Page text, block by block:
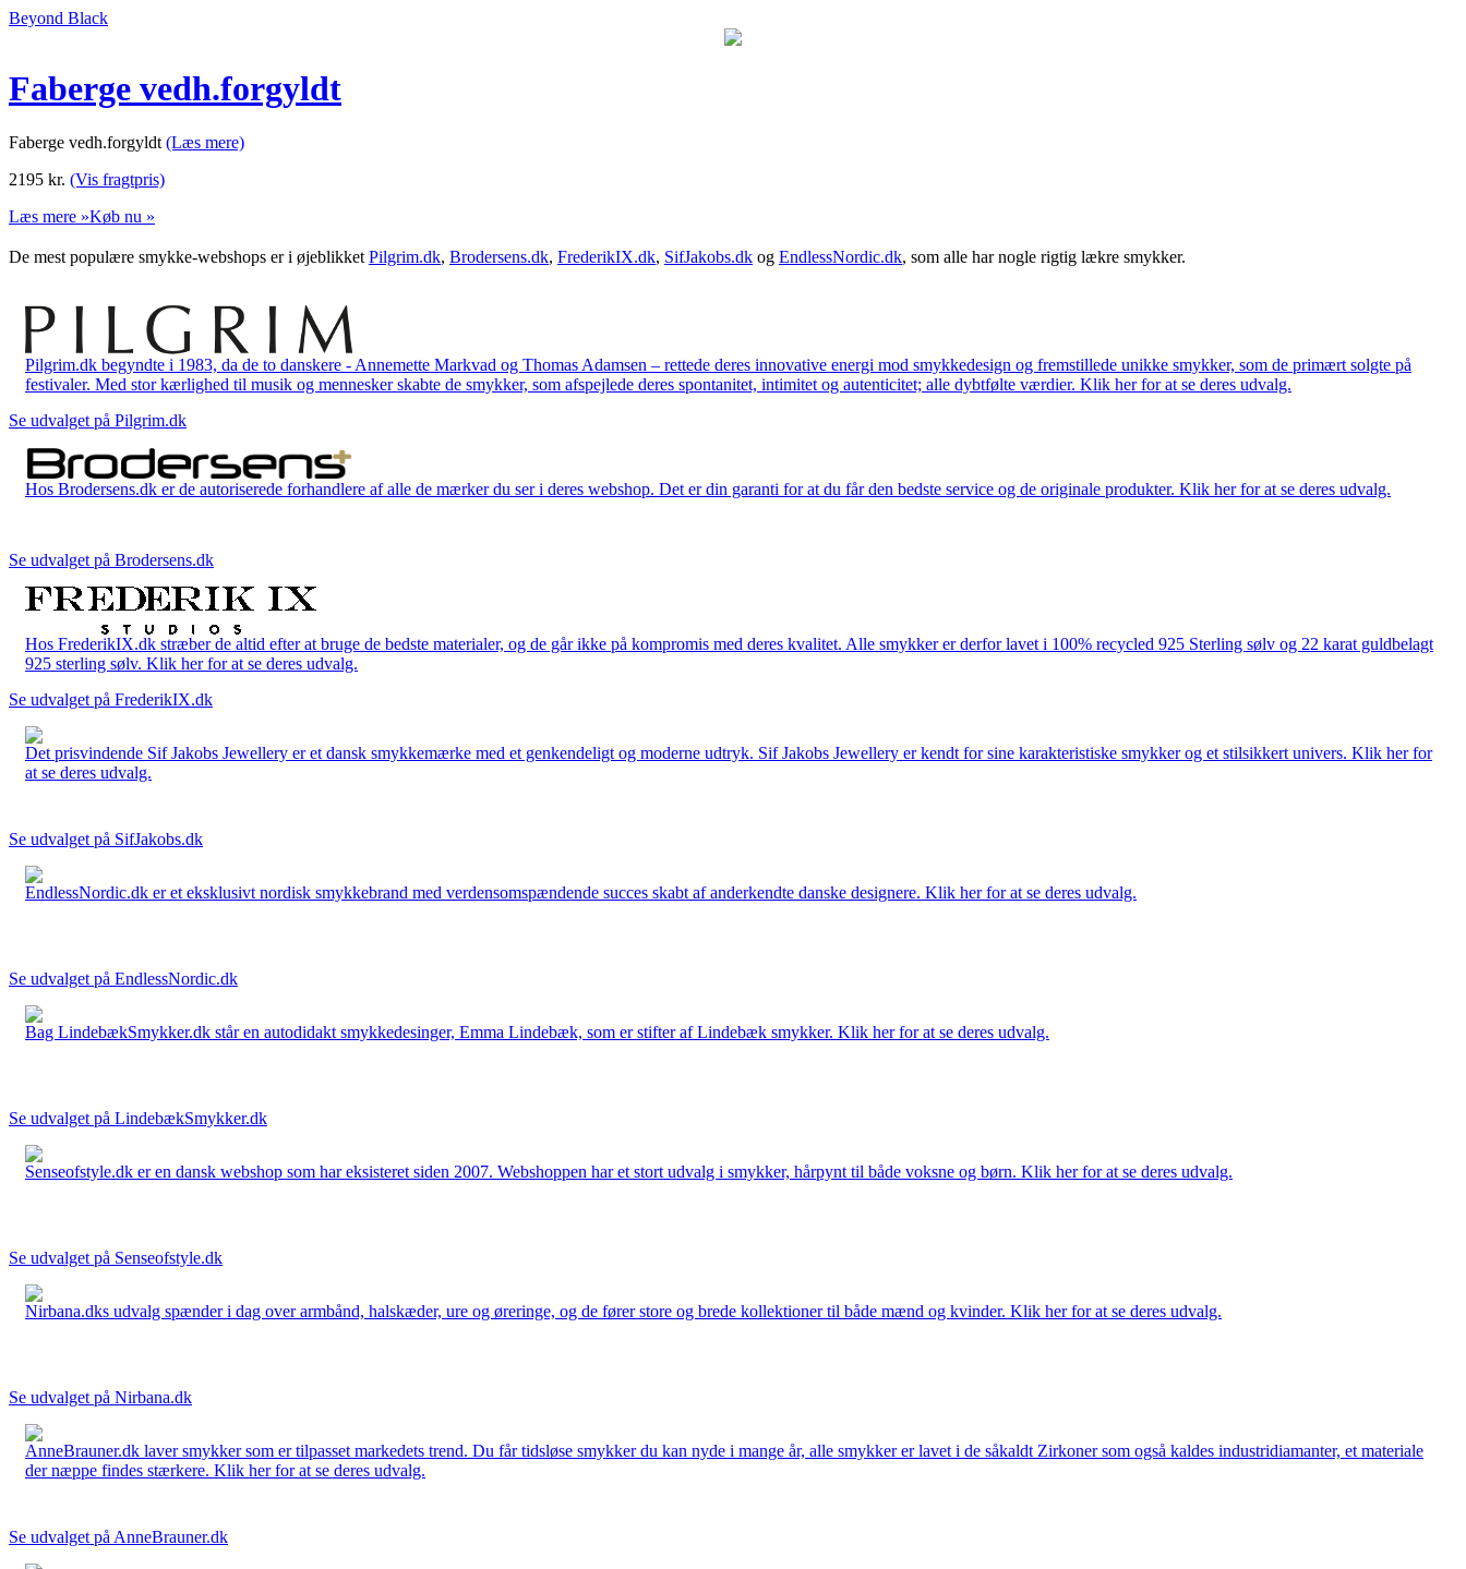
Beyond Black
Faberge vedh.forgyldt
Faberge vedh.forgyldt (Læs mere)
2195 kr. (Vis fragtpris)
Læs mere »Køb nu »
De mest populære smykke-webshops er i øjeblikket Pilgrim.dk, Brodersens.dk, FrederikIX.dk, SifJakobs.dk og EndlessNordic.dk, som alle har nogle rigtig lækre smykker.
Pilgrim.dk begyndte i 1983, da de to danskere - Annemette Markvad og Thomas Adamsen – rettede deres innovative energi mod smykkedesign og fremstillede unikke smykker, som de primært solgte på
festivaler. Med stor kærlighed til musik og mennesker skabte de smykker, som afspejlede deres spontanitet, intimitet og autenticitet; alle dybtfølte værdier. Klik her for at se deres udvalg.
Se udvalget på Pilgrim.dk
Hos Brodersens.dk er de autoriserede forhandlere af alle de mærker du ser i deres webshop. Det er din garanti for at du får den bedste service og de originale produkter. Klik her for at se deres udvalg.
Se udvalget på Brodersens.dk
Hos FrederikIX.dk stræber de altid efter at bruge de bedste materialer, og de går ikke på kompromis med deres kvalitet. Alle smykker er derfor lavet i 100% recycled 925 Sterling sølv og 22 karat guldbelagt
925 sterling sølv. Klik her for at se deres udvalg.
Se udvalget på FrederikIX.dk
Det prisvindende Sif Jakobs Jewellery er et dansk smykkemærke med et genkendeligt og moderne udtryk. Sif Jakobs Jewellery er kendt for sine karakteristiske smykker og et stilsikkert univers. Klik her for
at se deres udvalg.
Se udvalget på SifJakobs.dk
EndlessNordic.dk er et eksklusivt nordisk smykkebrand med verdensomspændende succes skabt af anderkendte danske designere. Klik her for at se deres udvalg.
Se udvalget på EndlessNordic.dk
Bag LindebækSmykker.dk står en autodidakt smykkedesinger, Emma Lindebæk, som er stifter af Lindebæk smykker. Klik her for at se deres udvalg.
Se udvalget på LindebækSmykker.dk
Senseofstyle.dk er en dansk webshop som har eksisteret siden 2007. Webshoppen har et stort udvalg i smykker, hårpynt til både voksne og børn. Klik her for at se deres udvalg.
Se udvalget på Senseofstyle.dk
Nirbana.dks udvalg spænder i dag over armbånd, halskæder, ure og øreringe, og de fører store og brede kollektioner til både mænd og kvinder. Klik her for at se deres udvalg.
Se udvalget på Nirbana.dk
AnneBrauner.dk laver smykker som er tilpasset markedets trend. Du får tidsløse smykker du kan nyde i mange år, alle smykker er lavet i de såkaldt Zirkoner som også kaldes industridiamanter, et materiale
der næppe findes stærkere. Klik her for at se deres udvalg.
Se udvalget på AnneBrauner.dk